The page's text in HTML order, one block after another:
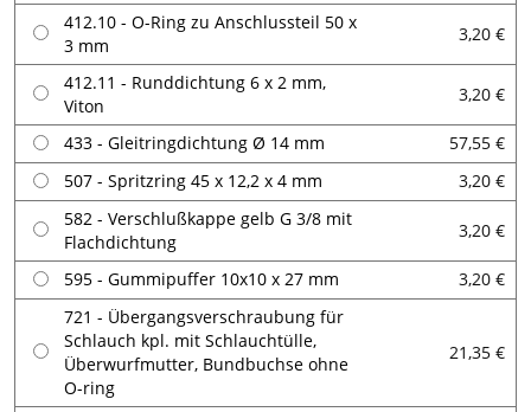
412.10 - O-Ring zu Anschlussteil 50 x
3 mm
3,20 €
412.11 - Runddichtung 6 x 2 mm,
Viton
3,20 €
433 - Gleitringdichtung Ø 14 mm
57,55 €
507 - Spritzring 45 x 12,2 x 4 mm
3,20 €
582 - Verschlußkappe gelb G 3/8 mit
Flachdichtung
3,20 €
595 - Gummipuffer 10x10 x 27 mm
3,20 €
721 - Übergangsverschraubung für
Schlauch kpl. mit Schlauchtülle,
Überwurfmutter, Bundbuchse ohne
O-ring
21,35 €